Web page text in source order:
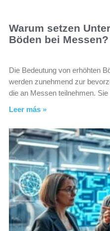
Warum setzen
Böden bei Messen?
Die Bedeutung von erhöhten
werden zunehmend zur
die an Messen teilnehmen.
Leer más »